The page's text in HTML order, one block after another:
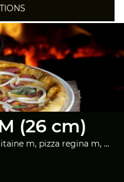
(26 cm)
m, pizza regina m, ...